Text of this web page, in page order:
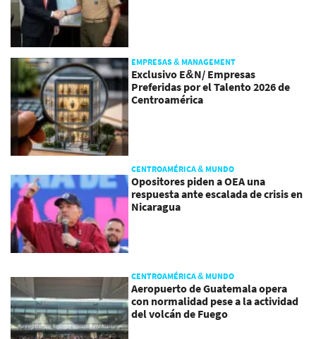
EMPRESAS & MANAGEMENT
Exclusivo E&N/ Empresas
Preferidas por el Talento 2026 de
Centroamérica
CENTROAMÉRICA & MUNDO
Opositores piden a OEA una
respuesta ante escalada de crisis en
Nicaragua
CENTROAMÉRICA & MUNDO
Aeropuerto de Guatemala opera
con normalidad pese a la actividad
del volcán de Fuego